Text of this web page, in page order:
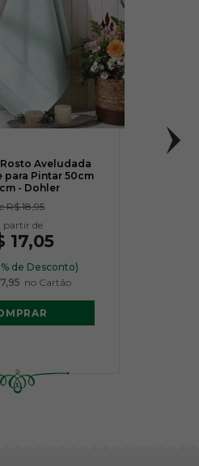
Aveludada
para Pintar 50cm
- Dohler
R$ 18,95
17,05
de Desconto)
no Cartão